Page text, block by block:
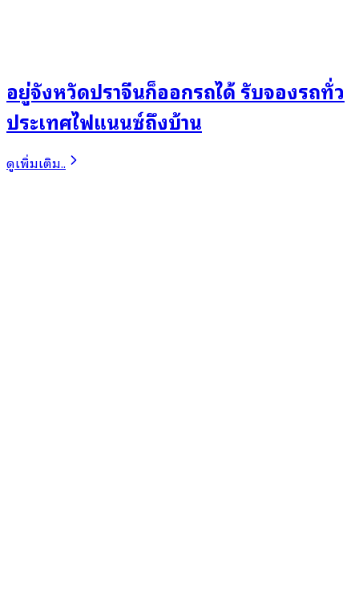
อยู่จังหวัดปราจีนก็ออกรถได้ รับจองรถทั่ว
ประเทศไฟแนนซ์ถึงบ้าน
ดูเพิ่มเติม..